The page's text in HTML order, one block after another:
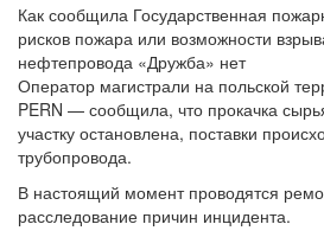
Как сообщила Государственная
рисков пожара или возможности
нефтепровода «Дружба» нет
Оператор магистрали на польской
PERN — сообщила, что прокачка
участку остановлена, поставки
трубопровода.
В настоящий момент проводятся
расследование причин инцидента.